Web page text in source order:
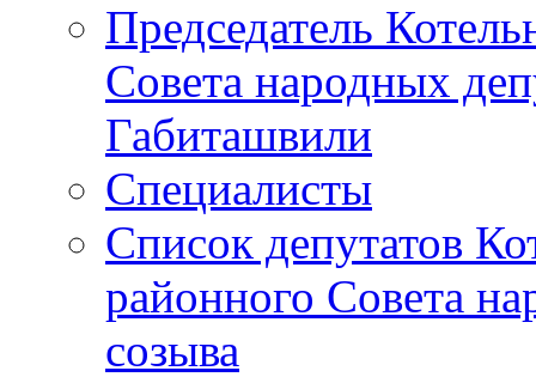
Председатель
Совета народных
Габиташвили
Специалисты
Список депутатов
районного Совета
созыва